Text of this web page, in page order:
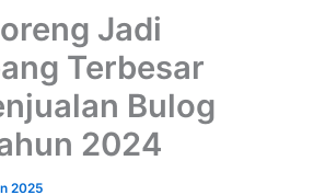
Jadi
Terbesar
Bulog
2024
2025